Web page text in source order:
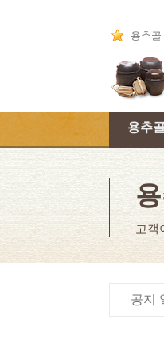
용추
용추
고객
공지